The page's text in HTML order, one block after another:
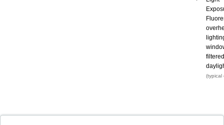
filtered
(typical